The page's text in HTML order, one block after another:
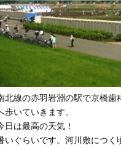
北線の赤羽岩淵の駅で京橋
歩いていきます。
日は最高の天気！
いぐらいです。河川敷につ